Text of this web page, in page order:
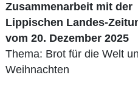
Zusammenarbeit mit der
Lippischen Landes-
vom 20. Dezember 2025
Thema: Brot für die Welt
Weihnachten